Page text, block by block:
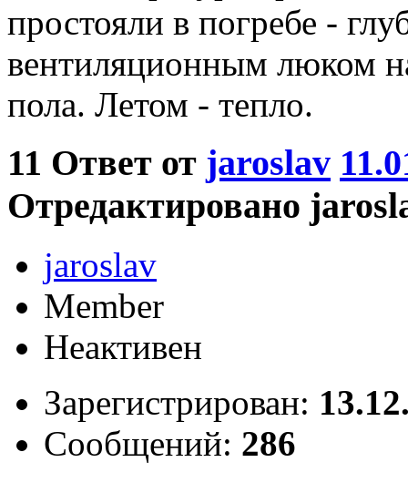
простояли в погребе -
вентиляционным люком
пола. Летом - тепло.
11 Ответ от jaroslav
Отредактировано
jaroslav
Member
Неактивен
Зарегистрирован:
Сообщений: 286